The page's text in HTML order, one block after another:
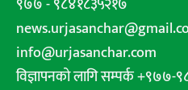
info@urjasanchar.com
विज्ञापनको लागि सम्पर्क +९७७-